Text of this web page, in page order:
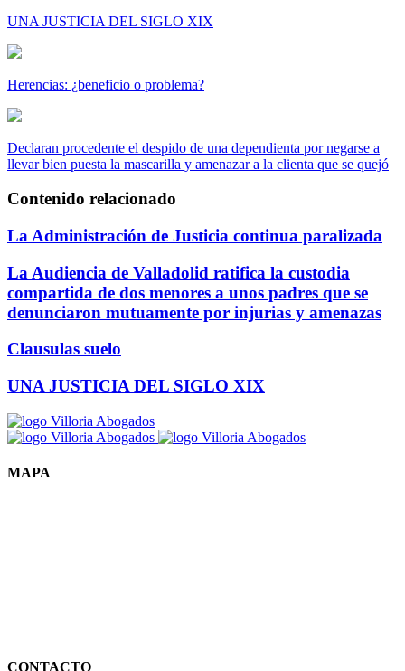
UNA JUSTICIA DEL SIGLO XIX
Herencias: ¿beneficio o problema?
Declaran procedente el despido de una dependienta por negarse a
llevar bien puesta la mascarilla y amenazar a la clienta que se quejó
Contenido relacionado
La Administración de Justicia continua paralizada
La Audiencia de Valladolid ratifica la custodia
compartida de dos menores a unos padres que se
denunciaron mutuamente por injurias y amenazas
Clausulas suelo
UNA JUSTICIA DEL SIGLO XIX
MAPA
CONTACTO